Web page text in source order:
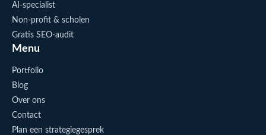
AI-specialist
Non-profit & scholen
Gratis SEO-audit
Menu
Portfolio
Blog
Over ons
Contact
Plan een strategiegesprek